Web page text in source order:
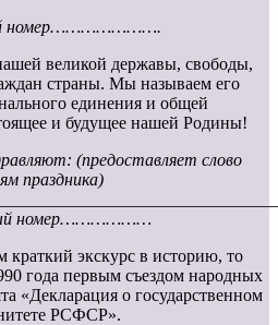
номер………………….
великой державы, свободы,
страны. Мы называем его
единения и общей
и будущее нашей Родины!
(предоставляет слово
праздника)
номер………………
экскурс в историю, то
года первым съездом народных
«Декларация о государственном
РСФСР».